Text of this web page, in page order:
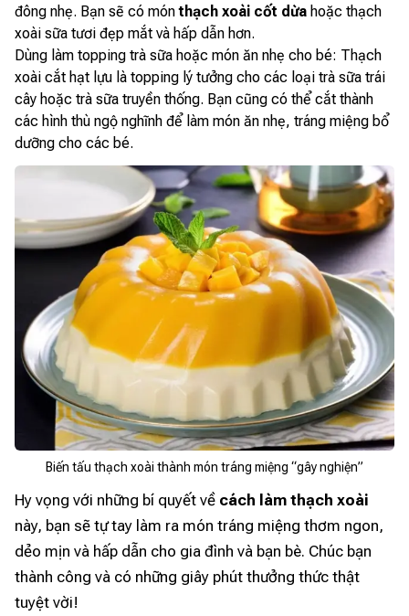
đông nhẹ. Bạn sẽ có mónthạch xoài cốt dừa hoặc thạch
xoài sữa tươi đẹp mắt và hấp dẫn hơn.
Dùng làm topping trà sữa hoặc món ăn nhẹ cho bé: Thạch
xoài cắt hạt lựu là topping lý tưởng cho các loại trà sữa trái
cây hoặc trà sữa truyền thống. Bạn cũng có thể cắt thành
các hình thù ngộ nghĩnh để làm món ăn nhẹ, tráng miệng bổ
dưỡng cho các bé.
Biến tấu thạch xoài thành món tráng miệng “gây nghiện”
Hy vọng với những bí quyết về cách làm thạch xoài
này, bạn sẽ tự tay làm ra món tráng miệng thơm ngon,
dẻo mịn và hấp dẫn cho gia đình và bạn bè. Chúc bạn
thành công và có những giây phút thưởng thức thật
tuyệt vời!